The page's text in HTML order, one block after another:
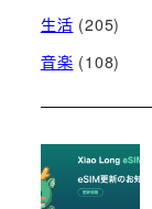
生活 (205)
音楽 (108)